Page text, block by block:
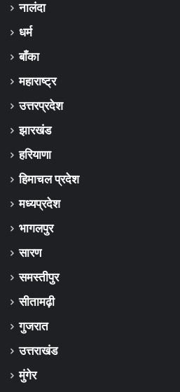
नालंदा
धर्म
बाँका
महाराष्ट्र
उत्तरप्रदेश
झारखंड
हरियाणा
हिमाचल प्रदेश
मध्यप्रदेश
भागलपुर
सारण
समस्तीपुर
सीतामढ़ी
गुजरात
उत्तराखंड
मुंगेर